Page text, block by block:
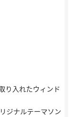
り⼊れたウィンド
ジナルテーマソン